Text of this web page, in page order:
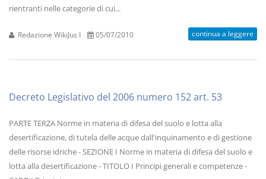
rientranti nelle categorie di cui...
Redazione WikiJus I 05/07/2010 continua a leggere
Decreto Legislativo del 2006 numero 152 art. 53
PARTE TERZA Norme in materia di difesa del suolo e lotta alla
desertificazione, di tutela delle acque dall'inquinamento e di gestione
delle risorse idriche - SEZIONE I Norme in materia di difesa del suolo e
lotta alla desertificazione - TITOLO I Principi generali e competenze -